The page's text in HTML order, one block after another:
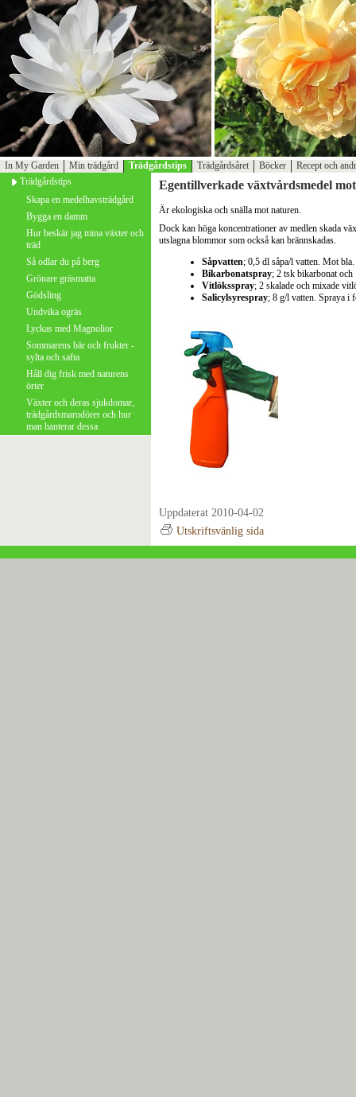
In My Garden Min trädgård Trädgårdstips Trädgårdsåret Böcker
Recept och
Trädgårdstips
Skapa en medelhavsträdgård
Bygga en damm
Hur beskär jag mina växter och
träd
Så odlar du på berg
Grönare gräsmatta
Gödsling
Undvika ogräs
Lyckas med Magnolior
Sommarens bär och frukter -
sylta och safta
Håll dig frisk med naturens
örter
Växter och deras sjukdomar,
trädgårdsmarodörer och hur
man hanterar dessa
Egentillverkade växtvårdsmedel
Är ekologiska och snälla mot naturen.
Dock kan höga koncentrationer av medlen skada
utslagna blommor som också kan brännskadas.
Såpvatten; 0,5 dl såpa/l vatten. Mot
Bikarbonatspray; 2 tsk bikarbonat
Vitlöksspray; 2 skalade och mixade
Salicylsyrespray; 8 g/l vatten. Spraya i
Uppdaterat 2010-04-02
Utskriftsvänlig sida